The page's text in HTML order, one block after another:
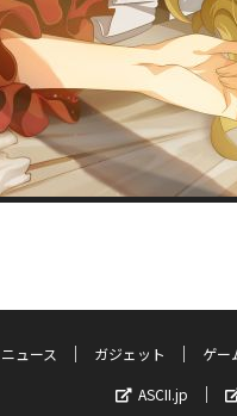
ニュース ガジェット ゲー
ASCII.jp